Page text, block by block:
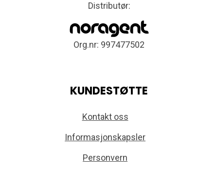
Distributør:
Org.nr: 997477502
KUNDESTØTTE
Kontakt oss
Informasjonskapsler
Personvern